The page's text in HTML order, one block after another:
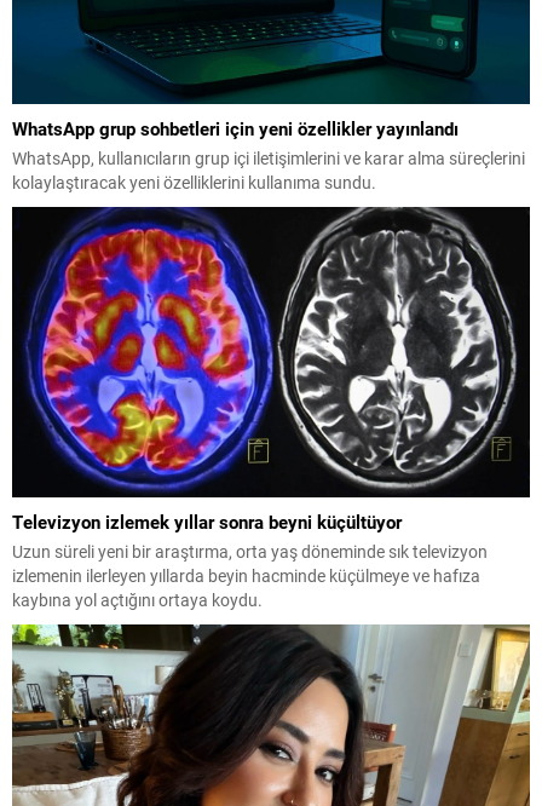
WhatsApp grup sohbetleri için yeni özellikler yayınlandı
WhatsApp, kullanıcıların grup içi iletişimlerini ve karar alma süreçlerini
kolaylaştıracak yeni özelliklerini kullanıma sundu.
Televizyon izlemek yıllar sonra beyni küçültüyor
Uzun süreli yeni bir araştırma, orta yaş döneminde sık televizyon
izlemenin ilerleyen yıllarda beyin hacminde küçülmeye ve hafıza
kaybına yol açtığını ortaya koydu.